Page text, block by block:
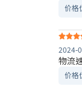
价格
2024-
物流
价格